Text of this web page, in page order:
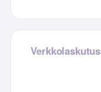
Verkkolaskutus